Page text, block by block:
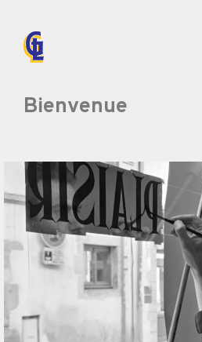
Bienvenue